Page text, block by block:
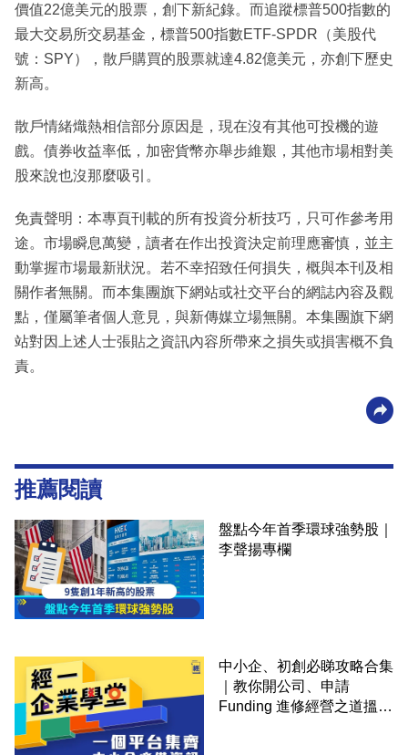
價值22億美元的股票，創下新紀錄。而追蹤標普500指數的
最大交易所交易基金，標普500指數ETF-SPDR（美股代
號：SPY），散戶購買的股票就達4.82億美元，亦創下歷史
新高。
散戶情緒熾熱相信部分原因是，現在沒有其他可投機的遊
戲。債券收益率低，加密貨幣亦舉步維艱，其他市場相對美
股來說也沒那麼吸引。
免責聲明：本專頁刊載的所有投資分析技巧，只可作參考用
途。市場瞬息萬變，讀者在作出投資決定前理應審慎，並主
動掌握市場最新狀況。若不幸招致任何損失，概與本刊及相
關作者無關。而本集團旗下網站或社交平台的網誌內容及觀
點，僅屬筆者個人意見，與新傳媒立場無關。本集團旗下網
站對因上述人士張貼之資訊內容所帶來之損失或損害概不負
責。
推薦閱讀
盤點今年首季環球強勢股｜
李聲揚專欄
中小企、初創必睇攻略合集
｜教你開公司、申請
Funding 進修經營之道搵大